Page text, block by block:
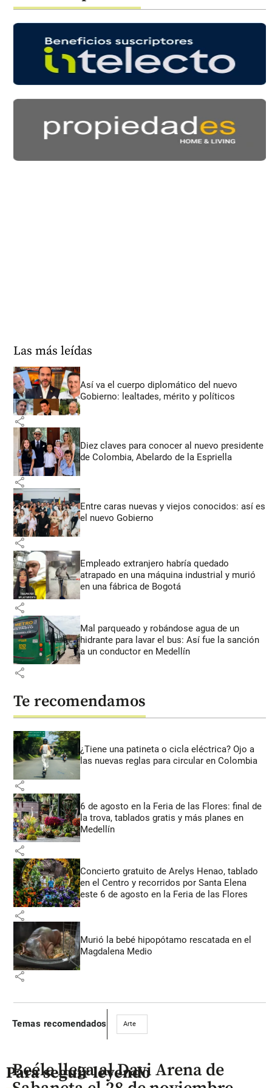
Las más leídas
Así va el cuerpo diplomático del nuevo
Gobierno: lealtades, mérito y políticos
share
Diez claves para conocer al nuevo presidente
de Colombia, Abelardo de la Espriella
share
Entre caras nuevas y viejos conocidos: así es
el nuevo Gobierno
share
Empleado extranjero habría quedado
atrapado en una máquina industrial y murió
en una fábrica de Bogotá
share
Mal parqueado y robándose agua de un
hidrante para lavar el bus: Así fue la sanción
a un conductor en Medellín
share
Te recomendamos
¿Tiene una patineta o cicla eléctrica? Ojo a
las nuevas reglas para circular en Colombia
share
6 de agosto en la Feria de las Flores: final de
la trova, tablados gratis y más planes en
Medellín
share
Concierto gratuito de Arelys Henao, tablado
en el Centro y recorridos por Santa Elena
este 6 de agosto en la Feria de las Flores
share
Murió la bebé hipopótamo rescatada en el
Magdalena Medio
share
Temas recomendados Arte
Para seguir leyendo
Beéle llega al Davi Arena de